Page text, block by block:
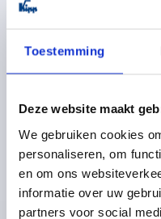
Toestemming
Deze website maakt
We gebruiken cookies
personaliseren, om
en om ons
informatie over uw
partners voor social
H 13=13, STAAL
UITVOERING 1=ZONDER
UITVOERING 2=RECHT
B2=5,5